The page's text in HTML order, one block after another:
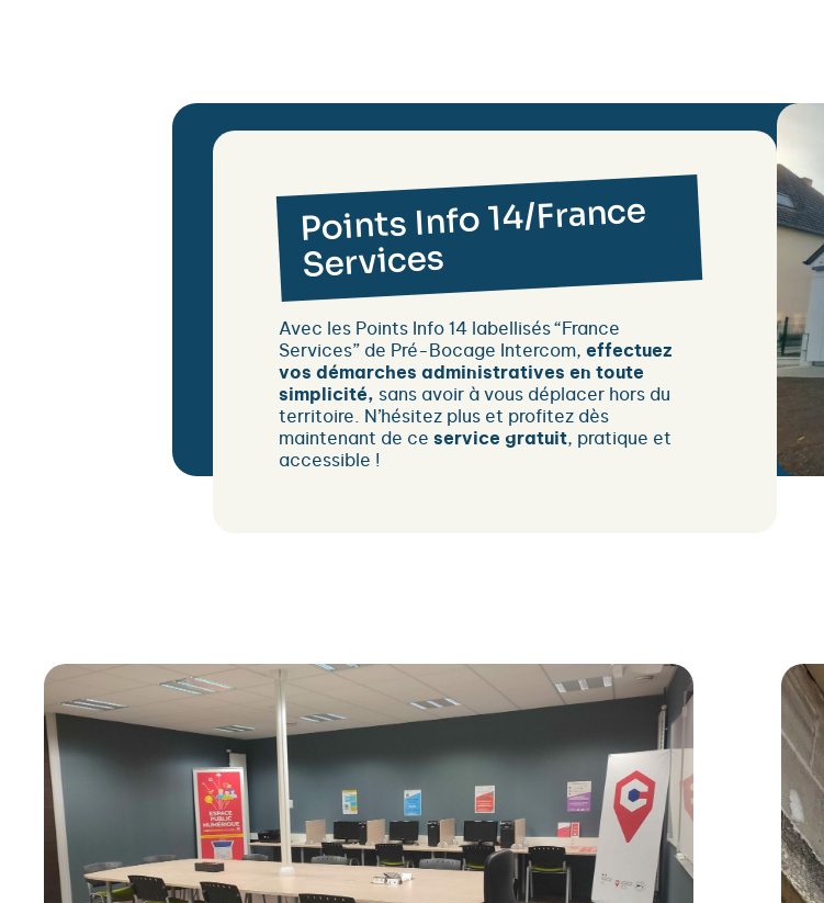
Points Info 14/France
Services
Avec les Points Info 14 labellisés “France
Services” de Pré-Bocage Intercom, effectuez
vos démarches administratives en toute
simplicité, sans avoir à vous déplacer hors du
territoire. N’hésitez plus et profitez dès
maintenant de ce service gratuit, pratique et
accessible !